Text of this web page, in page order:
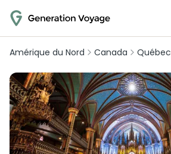
Amérique du Nord Canada Québec